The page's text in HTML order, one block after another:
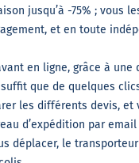
jusqu’à -75% ; vous
et en toute
en ligne, grâce à une
que de quelques
les différents devis, et
d’expédition par
déplacer, le